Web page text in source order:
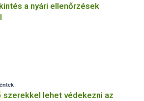
a nyári ellenőrzések
szerekkel lehet védekezni az